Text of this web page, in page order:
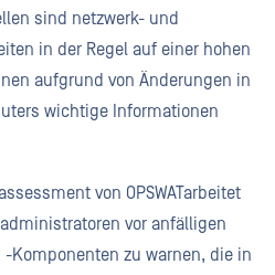
sind netzwerk- und
in der Regel auf einer hohen
aufgrund von Änderungen in
wichtige Informationen
von OPSWATarbeitet
vor anfälligen
Komponenten zu warnen, die in